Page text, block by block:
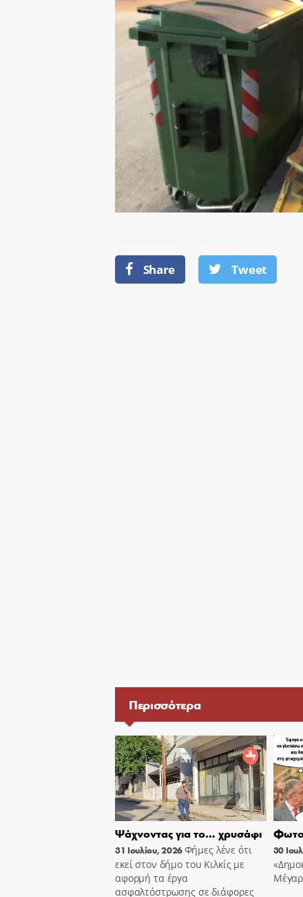
Share Tweet
Περισσότερα
Ψάχνοντας για το… χρυσάφι
31 Ιουλίου, 2026Φήμες λένε ότι
εκεί στον δήμο του Κιλκίς με
αφορμή τα έργα
ασφαλτόστρωσης σε διάφορες
30